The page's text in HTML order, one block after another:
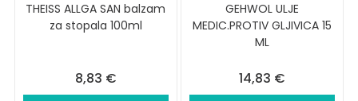
THEISS ALLGA SAN balzam
za stopala 100ml
8,83 €
GEHWOL ULJE
MEDIC.PROTIV GLJIVICA 15
ML
14,83 €